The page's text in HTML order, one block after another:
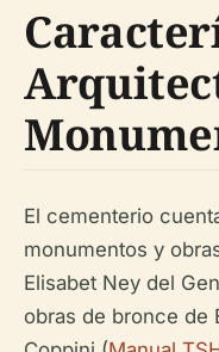
El cementerio
monumentos y
Elisabet Ney del
obras de bronce de